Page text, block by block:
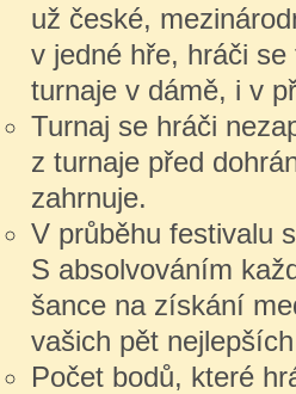
už české,
v jedné hře, hráči
turnaje v dámě, i v
Turnaj se hráči
z turnaje před
zahrnuje.
V průběhu festivalu
S absolvováním
šance na získání
vašich pět
Počet bodů, které